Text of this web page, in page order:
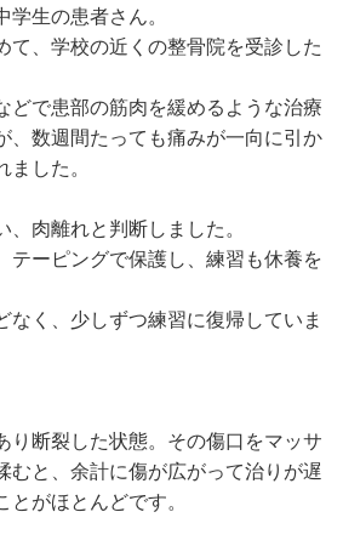
生の患者さん。
て、学校の近くの整骨院を受診した
どで患部の筋肉を緩めるような治療
、数週間たっても痛みが一向に引か
した。
肉離れと判断しました。
テーピングで保護し、練習も休養を
く、少しずつ練習に復帰していま
り断裂した状態。その傷口をマッサ
むと、余計に傷が広がって治りが遅
がほとんどです。